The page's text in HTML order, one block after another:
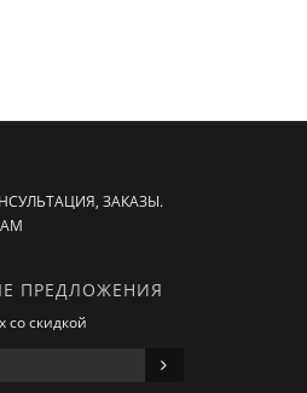
ЗАКАЗЫ.
ПРЕДЛОЖЕНИЯ
со скидкой